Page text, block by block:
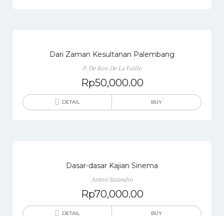
Dari Zaman Kesultanan Palembang
P. De Roo De La Faille
Rp50,000.00
DETAIL BUY
Dasar-dasar Kajian Sinema
Anton Sutandio
Rp70,000.00
DETAIL BUY